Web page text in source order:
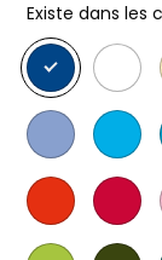
Existe dans les